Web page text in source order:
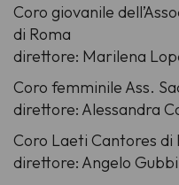
Coro giovanile
di Roma
direttore: Marilena
Coro femminile Ass.
direttore: Alessandra
Coro Laeti Cantores di
direttore: Angelo